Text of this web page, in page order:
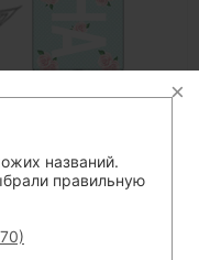
названий.
правильную